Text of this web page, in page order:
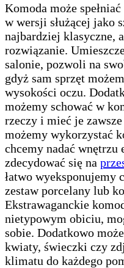
Komoda może
w wersji służącej jako
najbardziej klasyczne,
rozwiązanie.
salonie, pozwoli na
gdyż sam sprzęt
wysokości oczu.
możemy schować w
rzeczy i mieć je
możemy wykorzystać
chcemy nadać wnętrzu
zdecydować się na
łatwo wyeksponujemy
zestaw porcelany lub
Ekstrawaganckie
nietypowym obiciu,
sobie. Dodatkowo
kwiaty, świeczki czy
klimatu do każdego